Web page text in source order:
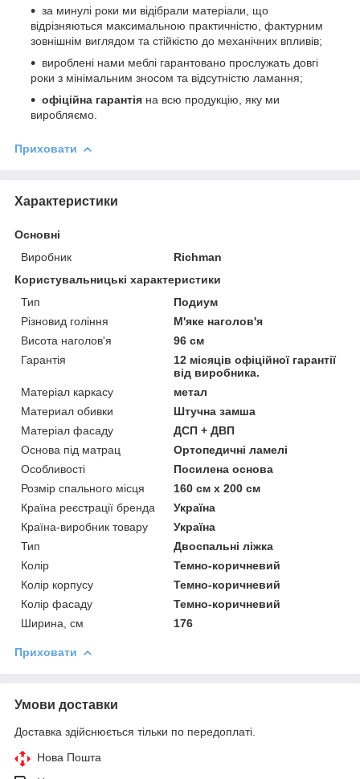
за минулі роки ми відібрали матеріали, що
відрізняються максимальною практичністю, фактурним
зовнішнім виглядом та стійкістю до механічних впливів;
вироблені нами меблі гарантовано прослужать довгі
роки з мінімальним зносом та відсутністю ламання;
офіційна гарантія на всю продукцію, яку ми
виробляємо.
Приховати
Характеристики
Основні
Виробник
Richman
Користувальницькі характеристики
Тип
Подиум
Різновид гоління
М'яке наголов'я
Висота наголов'я
96 см
Гарантія
12 місяців офіційної гарантії
від виробника.
Матеріал каркасу
метал
Материал обивки
Штучна замша
Матеріал фасаду
ДСП + ДВП
Основа під матрац
Ортопедичні ламелі
Особливості
Посилена основа
Розмір спального місця
160 см х 200 см
Країна реєстрації бренда
Україна
Країна-виробник товару
Україна
Тип
Двоспальні ліжка
Колір
Темно-коричневий
Колір корпусу
Темно-коричневий
Колір фасаду
Темно-коричневий
Ширина, см
176
Приховати
Умови доставки
Доставка здійснюється тільки по передоплаті.
Нова Пошта